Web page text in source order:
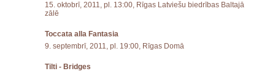
15. oktobrī, 2011, pl. 13:00, Rīgas Latviešu biedrības Baltajā
zālē
Toccata alla Fantasia
9. septembrī, 2011, pl. 19:00, Rīgas Domā
Tilti - Bridges